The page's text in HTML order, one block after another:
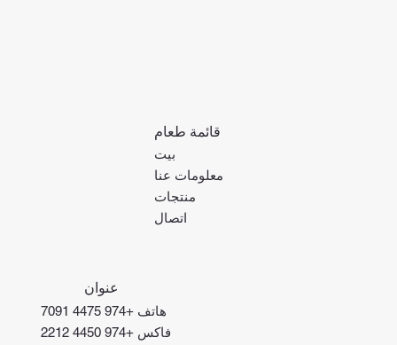
قائمة طعام
بيت
معلومات عنا
منتجات
اتصال
عنوان
هاتف +974 4475 7091
فاكس +974 4450 2212